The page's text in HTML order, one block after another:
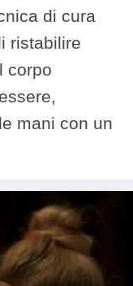
di cura
ristabilire
corpo
mani con un